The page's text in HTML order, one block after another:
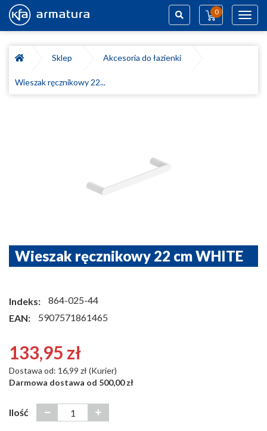
0
Sklep
Akcesoria do łazienki
Wieszak ręcznikowy 22...
Wieszak ręcznikowy 22 cm WHITE
Indeks:
864-025-44
EAN:
5907571861465
133,95 zł
Dostawa od: 16,99 zł (Kurier)
Darmowa dostawa od 500,00 zł
Ilość